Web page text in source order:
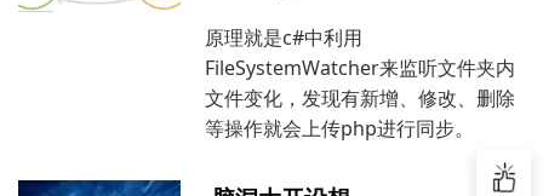
原理就是c#中利用
FileSystemWatcher来监听文件夹内
文件变化，发现有新增、修改、删除
等操作就会上传php进行同步。